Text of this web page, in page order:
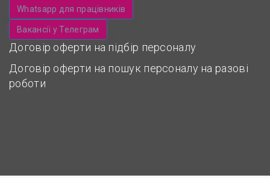
Whatsapp для працівників
Вакансії у Телеграм
Договір оферти на підбір персоналу
Договір оферти на пошук персоналу на разові
роботи